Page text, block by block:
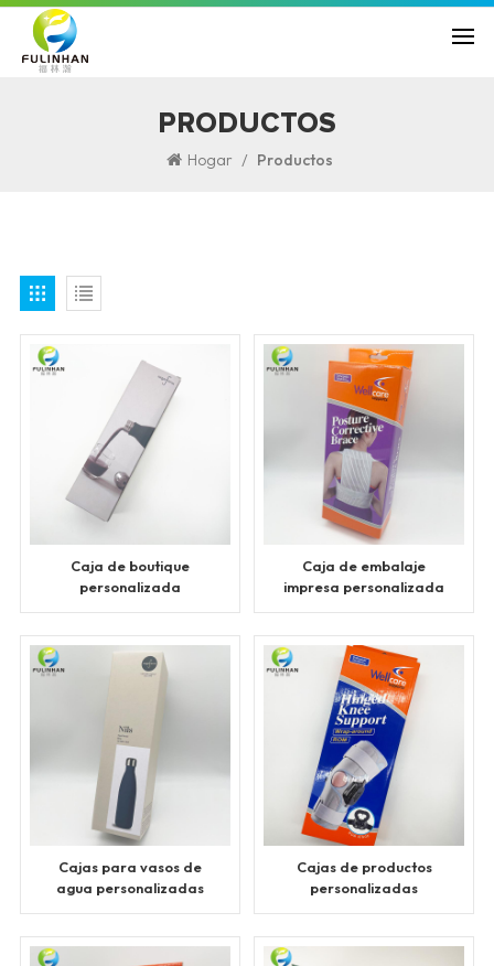
PRODUCTOS
Hogar / Productos
Caja de boutique
personalizada
Caja de embalaje
impresa personalizada
Cajas para vasos de
agua personalizadas
Cajas de productos
personalizadas